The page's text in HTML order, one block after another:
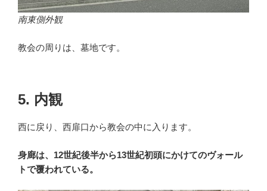
南東側外観
教会の周りは、墓地です。
5. 内観
西に戻り、西扉口から教会の中に入ります。
身廊は、12世紀後半から13世紀初頭にかけてのヴォール
トで覆われている。